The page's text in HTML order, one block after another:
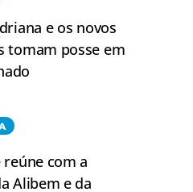
e os novos
tomam posse em
reúne com a
Alibem e da